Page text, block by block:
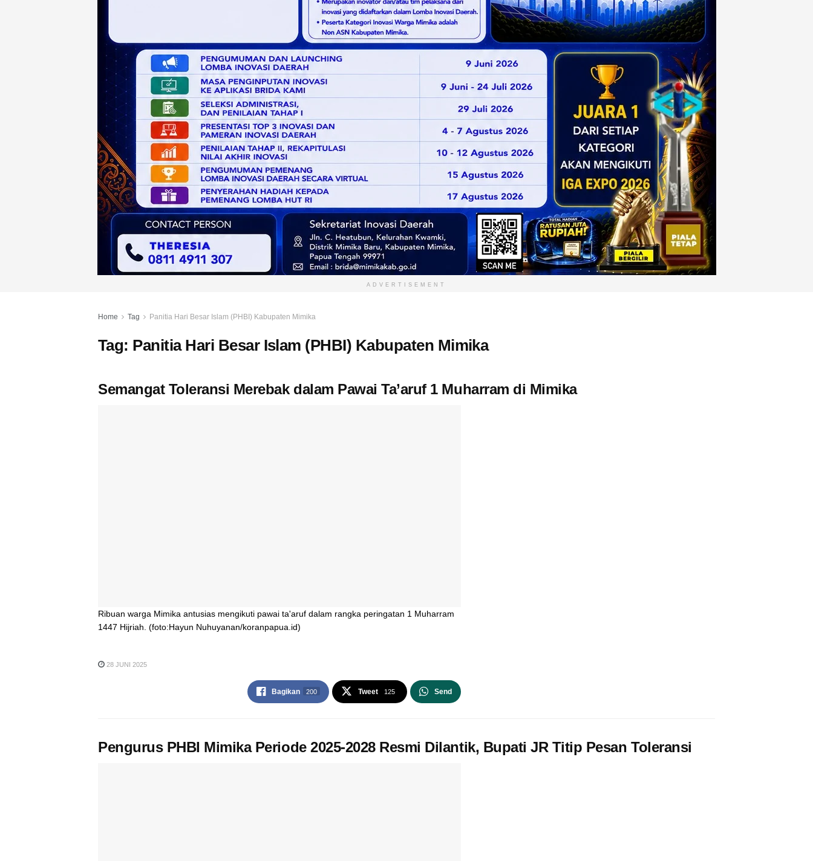
ADVERTISEMENT
Home Tag Panitia Hari Besar Islam (PHBI) Kabupaten Mimika
Tag: Panitia Hari Besar Islam (PHBI) Kabupaten Mimika
Semangat Toleransi Merebak dalam Pawai Ta’aruf 1 Muharram di Mimika
Ribuan warga Mimika antusias mengikuti pawai ta'aruf dalam rangka peringatan 1 Muharram
1447 Hijriah. (foto:Hayun Nuhuyanan/koranpapua.id)
28 JUNI 2025
Bagikan 200 Tweet 125 Send
Pengurus PHBI Mimika Periode 2025-2028 Resmi Dilantik, Bupati JR Titip Pesan Toleransi